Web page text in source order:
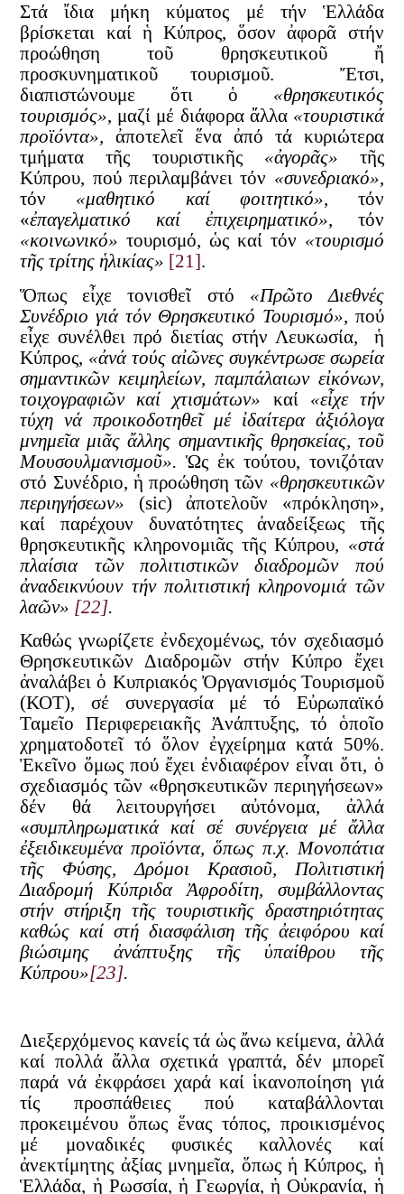
Στά ἴδια μήκη κύματος μέ τήν Ἑλλάδα
βρίσκεται καί ἡ Κύπρος, ὅσον ἀφορᾶ στήν
προώθηση τοῦ θρησκευτικοῦ ἤ
προσκυνηματικοῦ τουρισμοῦ. Ἔτσι,
διαπιστώνουμε ὅτι ὁ «θρησκευτικός
τουρισμός», μαζί μέ διάφορα ἄλλα «τουριστικά
προϊόντα»,ἀποτελεῖ ἕνα ἀπό τά κυριώτερα
τμήματα τῆς τουριστικῆς «ἀγορᾶς» τῆς
Κύπρου, πού περιλαμβάνει τόν «συνεδριακό»,
τόν «μαθητικό καί φοιτητικό», τόν
«ἐπαγελματικό καί ἐπιχειρηματικό», τόν
«κοινωνικό» τουρισμό, ὡς καί τόν «τουρισμό
τῆς τρίτης ἡλικίας» [21].
Ὅπως εἶχε τονισθεῖ στό «Πρῶτο Διεθνές
Συνέδριο γιά τόν Θρησκευτικό Τουρισμό», πού
εἶχε συνέλθει πρό διετίας στήν Λευκωσία, ἡ
Κύπρος, «ἀνά τούς αἰῶνες συγκέντρωσε σωρεία
σημαντικῶν κειμηλείων, παμπάλαιων εἰκόνων,
τοιχογραφιῶν καί χτισμάτων» καί «εἶχε τήν
τύχη νά προικοδοτηθεῖ μέ ἰδαίτερα ἀξιόλογα
μνημεῖα μιᾶς ἄλλης σημαντικῆς θρησκείας, τοῦ
Μουσουλμανισμοῦ». Ὡς ἐκ τούτου, τονιζόταν
στό Συνέδριο, ἡ προώθηση τῶν «θρησκευτικῶν
περιηγήσεων» (sic) ἀποτελοῦν «πρόκληση»,
καί παρέχουν δυνατότητες ἀναδείξεως τῆς
θρησκευτικῆς κληρονομιᾶς τῆς Κύπρου, «στά
πλαίσια τῶν πολιτιστικῶν διαδρομῶν πού
ἀναδεικνύουν τήν πολιτιστική κληρονομιά τῶν
λαῶν» [22].
Καθώς γνωρίζετε ἐνδεχομένως, τόν σχεδιασμό
Θρησκευτικῶν Διαδρομῶν στήν Κύπρο ἔχει
ἀναλάβει ὁ Κυπριακός Ὀργανισμός Τουρισμοῦ
(ΚΟΤ), σέ συνεργασία μέ τό Εὐρωπαϊκό
Ταμεῖο Περιφερειακῆς Ἀνάπτυξης, τό ὁποῖο
χρηματοδοτεῖ τό ὅλον ἐγχείρημα κατά 50%.
Ἐκεῖνο ὅμως πού ἔχει ἐνδιαφέρον εἶναι ὅτι, ὁ
σχεδιασμός τῶν «θρησκευτικῶν περιηγήσεων»
δέν θά λειτουργήσει αὐτόνομα, ἀλλά
«συμπληρωματικά καί σέ συνέργεια μέ ἄλλα
ἐξειδικευμένα προϊόντα, ὅπως π.χ. Μονοπάτια
τῆς Φύσης, Δρόμοι Κρασιοῦ, Πολιτιστική
Διαδρομή Κύπριδα Ἀφροδίτη, συμβάλλοντας
στήν στήριξη τῆς τουριστικῆς δραστηριότητας
καθώς καί στή διασφάλιση τῆς ἀειφόρου καί
βιώσιμης ἀνάπτυξης τῆς ὑπαίθρου τῆς
Κύπρου»[23].
Διεξερχόμενος κανείς τά ὡς ἄνω κείμενα, ἀλλά
καί πολλά ἄλλα σχετικά γραπτά, δέν μπορεῖ
παρά νά ἐκφράσει χαρά καί ἱκανοποίηση γιά
τίς προσπάθειες πού καταβάλλονται
προκειμένου ὅπως ἕνας τόπος, προικισμένος
μέ μοναδικές φυσικές καλλονές καί
ἀνεκτίμητης ἀξίας μνημεῖα, ὅπως ἡ Κύπρος, ἡ
Ἑλλάδα, ἡ Ρωσσία, ἡ Γεωργία, ἡ Οὐκρανία, ἡ